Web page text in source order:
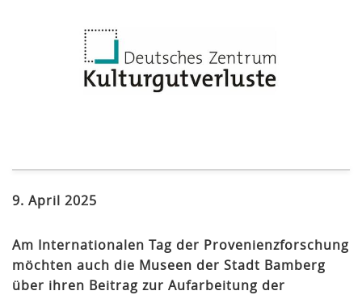
9. April 2025
Am Internationalen Tag der Provenienzforschung
möchten auch die Museen der Stadt Bamberg
über ihren Beitrag zur Aufarbeitung der